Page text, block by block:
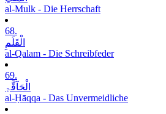
al-Mulk - Die Herrschaft
68.
الْقَلَمِ
al-Qalam - Die Schreibfeder
69.
الْحَآقَّۃِ
al-Ḥāqqa - Das Unvermeidliche